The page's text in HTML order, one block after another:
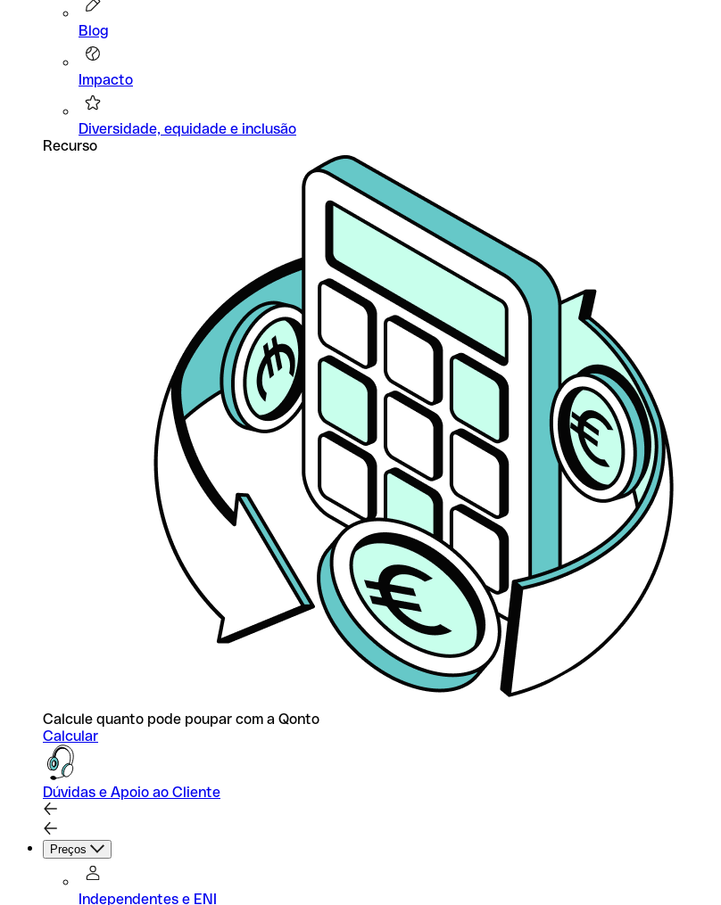
Blog
Impacto
Diversidade, equidade e inclusão
Recurso
Calcule quanto pode poupar com a Qonto
Calcular
Dúvidas e Apoio ao Cliente
Preços
Independentes e ENI